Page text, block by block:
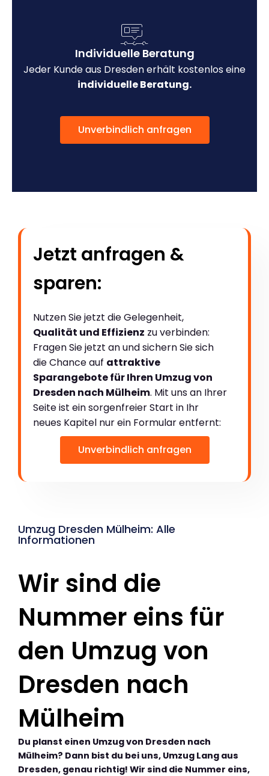
Individuelle Beratung
Jeder Kunde aus Dresden erhält kostenlos eine
individuelle Beratung.
Unverbindlich anfragen
Jetzt anfragen &
sparen:
Nutzen Sie jetzt die Gelegenheit,
Qualität und Effizienz zu verbinden:
Fragen Sie jetzt an und sichern Sie sich
die Chance auf attraktive
Sparangebote für Ihren Umzug von
Dresden nach Mülheim. Mit uns an Ihrer
Seite ist ein sorgenfreier Start in Ihr
neues Kapitel nur ein Formular entfernt:
Unverbindlich anfragen
Umzug Dresden Mülheim: Alle
Informationen
Wir sind die
Nummer eins für
den Umzug von
Dresden nach
Mülheim
Du planst einen Umzug von Dresden nach
Mülheim? Dann bist du bei uns, Umzug Lang aus
Dresden, genau richtig! Wir sind die Nummer eins,